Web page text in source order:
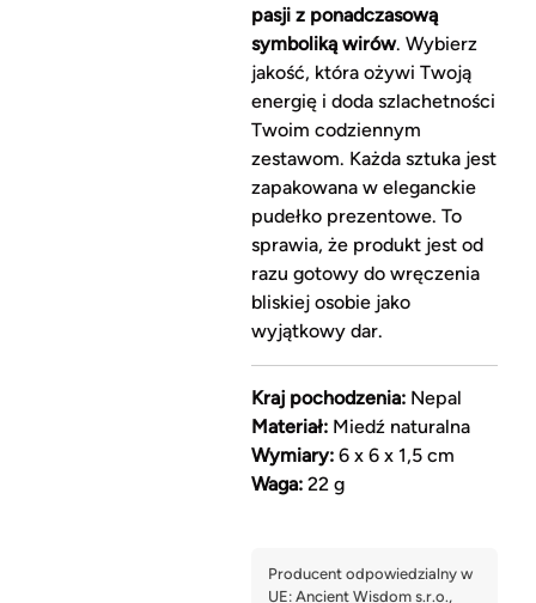
pasji z ponadczasową
symboliką wirów. Wybierz
jakość, która ożywi Twoją
energię i doda szlachetności
Twoim codziennym
zestawom. Każda sztuka jest
zapakowana w eleganckie
pudełko prezentowe. To
sprawia, że produkt jest od
razu gotowy do wręczenia
bliskiej osobie jako
wyjątkowy dar.
Kraj pochodzenia:Nepal
Materiał:Miedź naturalna
Wymiary:6 x 6 x 1,5 cm
Waga:22 g